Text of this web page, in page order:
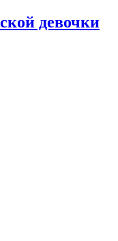
девочки